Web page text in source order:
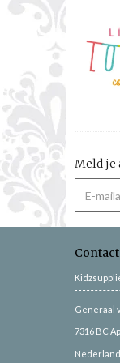
Meld je
Contact
Generaal
7316 BC
Nederland